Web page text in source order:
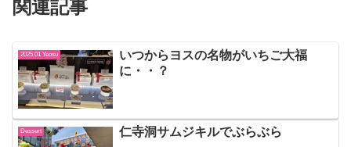
関連記事
2025.01 Yeosu
いつからヨスの名物がいちご大福
に・・？
Dessert 仁寺洞サムジキルでぶらぶら